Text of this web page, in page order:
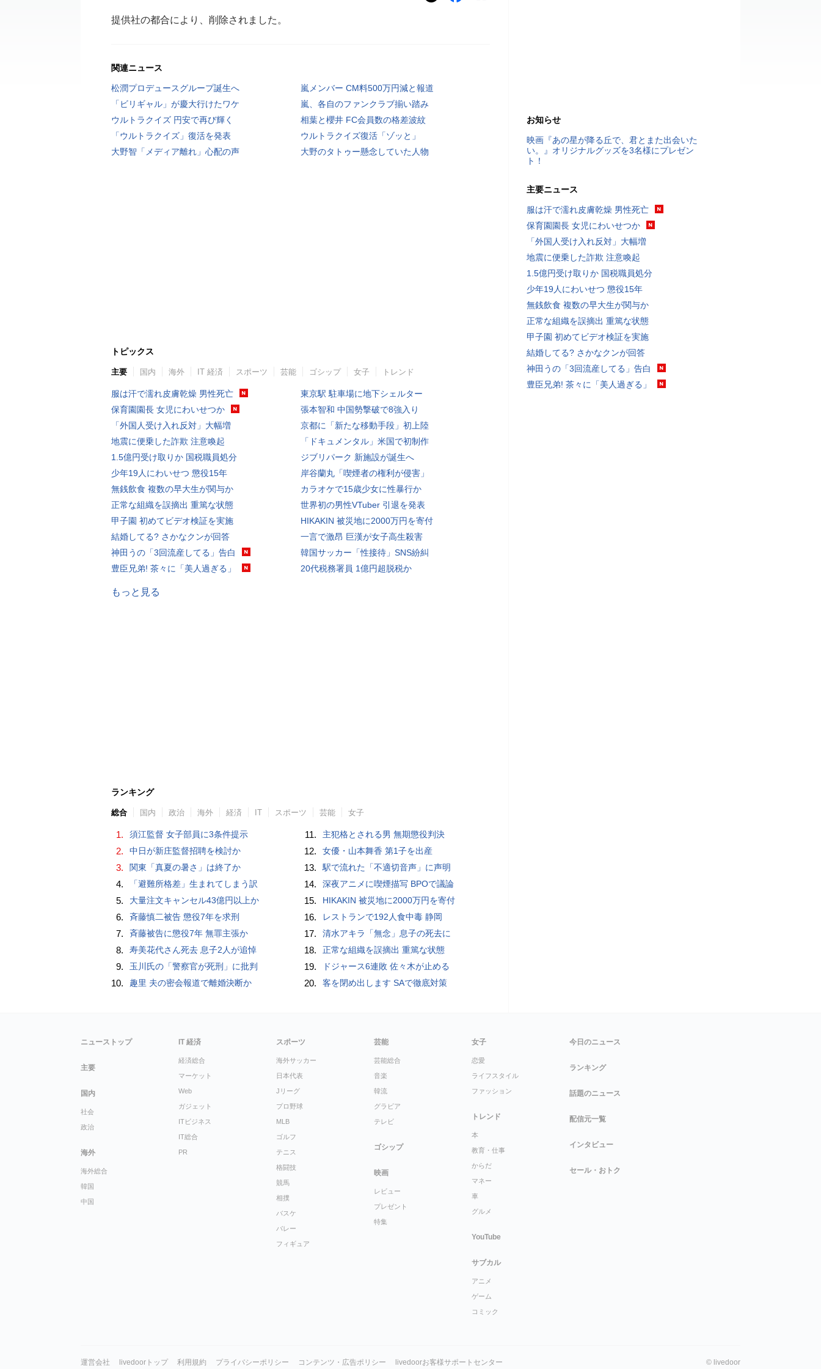
提供社の都合により、削除されました。
関連ニュース
松潤プロデュースグループ誕生へ
嵐メンバー CM料500万円減と報道
「ビリギャル」が慶大行けたワケ
嵐、各自のファンクラブ揃い踏み
ウルトラクイズ 円安で再び輝く
相葉と櫻井 FC会員数の格差波紋
「ウルトラクイズ」復活を発表
ウルトラクイズ復活「ゾッと」
大野智「メディア離れ」心配の声
大野のタトゥー懸念していた人物
トピックス
主要 国内 海外 IT 経済 スポーツ 芸能 ゴシップ 女子 トレンド
服は汗で濡れ皮膚乾燥 男性死亡
保育園園長 女児にわいせつか
「外国人受け入れ反対」大幅増
地震に便乗した詐欺 注意喚起
1.5億円受け取りか 国税職員処分
少年19人にわいせつ 懲役15年
無銭飲食 複数の早大生が関与か
正常な組織を誤摘出 重篤な状態
甲子園 初めてビデオ検証を実施
結婚してる? さかなクンが回答
神田うの「3回流産してる」告白
豊臣兄弟! 茶々に「美人過ぎる」
東京駅 駐車場に地下シェルター
張本智和 中国勢撃破で8強入り
京都に「新たな移動手段」初上陸
「ドキュメンタル」米国で初制作
ジブリパーク 新施設が誕生へ
岸谷蘭丸「喫煙者の権利が侵害」
カラオケで15歳少女に性暴行か
世界初の男性VTuber 引退を発表
HIKAKIN 被災地に2000万円を寄付
一言で激昂 巨漢が女子高生殺害
韓国サッカー「性接待」SNS紛糾
20代税務署員 1億円超脱税か
もっと見る
ランキング
総合 国内 政治 海外 経済 IT スポーツ 芸能 女子
1. 須江監督 女子部員に3条件提示
2. 中日が新庄監督招聘を検討か
3. 関東「真夏の暑さ」は終了か
4. 「避難所格差」生まれてしまう訳
5. 大量注文キャンセル43億円以上か
6. 斉藤慎二被告 懲役7年を求刑
7. 斉藤被告に懲役7年 無罪主張か
8. 寿美花代さん死去 息子2人が追悼
9. 玉川氏の「警察官が死刑」に批判
10. 趣里 夫の密会報道で離婚決断か
11. 主犯格とされる男 無期懲役判決
12. 女優・山本舞香 第1子を出産
13. 駅で流れた「不適切音声」に声明
14. 深夜アニメに喫煙描写 BPOで議論
15. HIKAKIN 被災地に2000万円を寄付
16. レストランで192人食中毒 静岡
17. 清水アキラ「無念」息子の死去に
18. 正常な組織を誤摘出 重篤な状態
19. ドジャース6連敗 佐々木が止める
20. 客を閉め出します SAで徹底対策
お知らせ
映画『あの星が降る丘で、君とまた出会いた
い。』オリジナルグッズを3名様にプレゼン
ト！
主要ニュース
服は汗で濡れ皮膚乾燥 男性死亡
保育園園長 女児にわいせつか
「外国人受け入れ反対」大幅増
地震に便乗した詐欺 注意喚起
1.5億円受け取りか 国税職員処分
少年19人にわいせつ 懲役15年
無銭飲食 複数の早大生が関与か
正常な組織を誤摘出 重篤な状態
甲子園 初めてビデオ検証を実施
結婚してる? さかなクンが回答
神田うの「3回流産してる」告白
豊臣兄弟! 茶々に「美人過ぎる」
ニューストップ
主要
国内
社会
政治
海外
海外総合
韓国
中国
IT 経済
経済総合
マーケット
Web
ガジェット
ITビジネス
IT総合
PR
スポーツ
海外サッカー
日本代表
Jリーグ
プロ野球
MLB
ゴルフ
テニス
格闘技
競馬
相撲
バスケ
バレー
フィギュア
芸能
芸能総合
音楽
韓流
グラビア
テレビ
ゴシップ
映画
レビュー
プレゼント
特集
女子
恋愛
ライフスタイル
ファッション
トレンド
本
教育・仕事
からだ
マネー
車
グルメ
YouTube
サブカル
アニメ
ゲーム
コミック
今日のニュース
ランキング
話題のニュース
配信元一覧
インタビュー
セール・おトク
運営会社 livedoorトップ 利用規約 プライバシーポリシー コンテンツ・広告ポリシー livedoorお客様サポートセンター © livedoor